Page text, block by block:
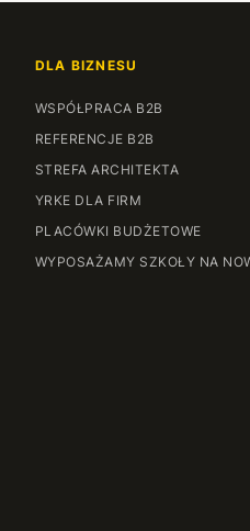
DLA BIZNESU
WSPÓŁPRACA B2B
REFERENCJE B2B
STREFA ARCHITEKTA
YRKE DLA FIRM
PLACÓWKI BUDŻETOWE
WYPOSAŻAMY SZKOŁY NA